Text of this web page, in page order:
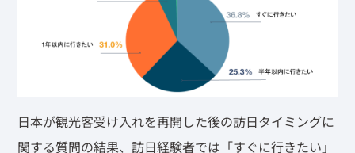
日本が観光客受け入れを再開した後の訪日タイミングに
関する質問の結果、訪日経験者では「すぐに行きたい」